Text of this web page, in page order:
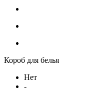
Короб для белья
Нет
-